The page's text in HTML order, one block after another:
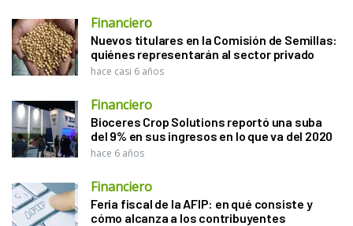
Financiero
Nuevos titulares en la Comisión de Semillas:
quiénes representarán al sector privado
hace casi 6 años
Financiero
Bioceres Crop Solutions reportó una suba
del 9% en sus ingresos en lo que va del 2020
hace 6 años
Financiero
Feria fiscal de la AFIP: en qué consiste y
cómo alcanza a los contribuyentes